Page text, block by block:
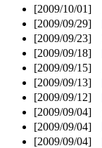
[2009/10/01]
[2009/09/29]
[2009/09/23]
[2009/09/18]
[2009/09/15]
[2009/09/13]
[2009/09/12]
[2009/09/04]
[2009/09/04]
[2009/09/04]